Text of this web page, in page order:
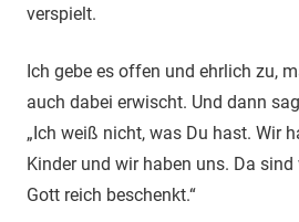
verspielt.
Ich gebe es offen und ehrlich zu,
auch dabei erwischt. Und dann
„Ich weiß nicht, was Du hast. Wir
Kinder und wir haben uns. Da
Gott reich beschenkt.“